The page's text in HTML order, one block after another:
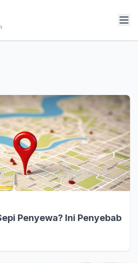
Penyewa? Ini Penyebab